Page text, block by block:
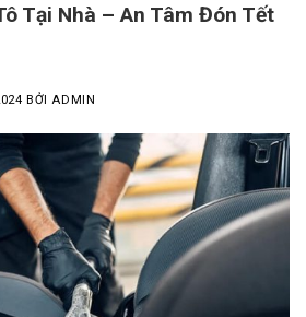
Tại Nhà – An Tâm Đón Tết
BỞI ADMIN